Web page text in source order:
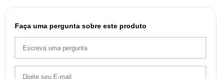
Faça uma pergunta sobre este produto